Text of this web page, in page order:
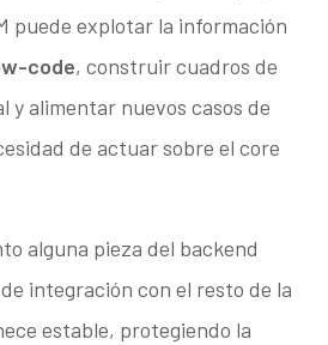
puede explotar la información
code, construir cuadros de
y alimentar nuevos casos de
de actuar sobre el core
alguna pieza del backend
integración con el resto de la
estable, protegiendo la